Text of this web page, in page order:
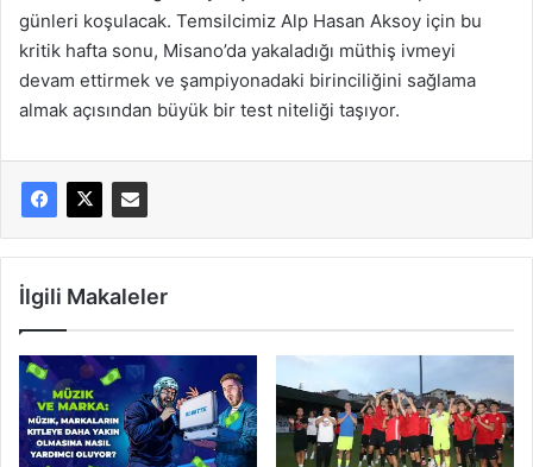
günleri koşulacak. Temsilcimiz Alp Hasan Aksoy için bu
kritik hafta sonu, Misano’da yakaladığı müthiş ivmeyi
devam ettirmek ve şampiyonadaki birinciliğini sağlama
almak açısından büyük bir test niteliği taşıyor.
İlgili Makaleler